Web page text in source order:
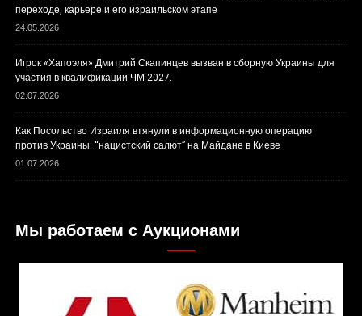
переходе, карьере и его израильском этапе
24.05.2026
Игрок «Хапоэля» Дмитрий Скапинцев вызван в сборную Украины для
участия в квалификации ЧМ-2027.
02.07.2026
Как Посольство Израиля втянули в информационную операцию
против Украины: “нацистский салют” на Майдане в Киеве
01.07.2026
Мы работаем с Аукционами